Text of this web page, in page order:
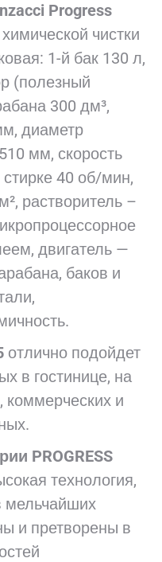
Progress
чистки
1-й бак 130 л,
(полезный
300 дм³,
диаметр
мм, скорость
40 об/мин,
растворитель –
двигатель —
баков и
отлично подойдет
в гостинице, на
коммерческих и
PROGRESS
технология,
мельчайших
и претворены в